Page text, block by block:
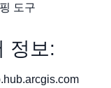
도구
정보: